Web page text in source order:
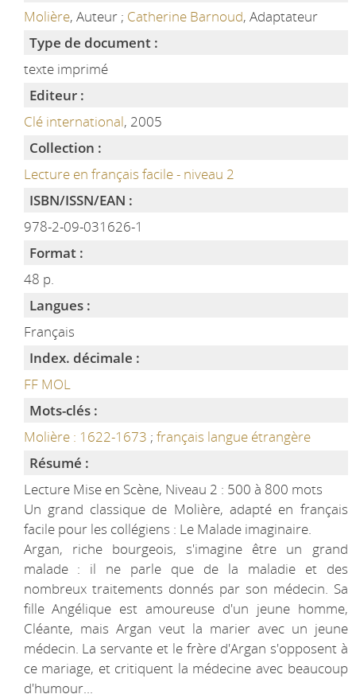
Molière, Auteur ; Catherine Barnoud, Adaptateur
Type de document :
texte imprimé
Editeur :
Clé international, 2005
Collection :
Lecture en français facile - niveau 2
ISBN/ISSN/EAN :
978-2-09-031626-1
Format :
48 p.
Langues :
Français
Index. décimale :
FF MOL
Mots-clés :
Molière : 1622-1673 ; français langue étrangère
Résumé :
Lecture Mise en Scène, Niveau 2 : 500 à 800 mots
Un grand classique de Molière, adapté en français
facile pour les collégiens : Le Malade imaginaire.
Argan, riche bourgeois, s'imagine être un grand
malade : il ne parle que de la maladie et des
nombreux traitements donnés par son médecin. Sa
fille Angélique est amoureuse d'un jeune homme,
Cléante, mais Argan veut la marier avec un jeune
médecin. La servante et le frère d'Argan s'opposent à
ce mariage, et critiquent la médecine avec beaucoup
d'humour...